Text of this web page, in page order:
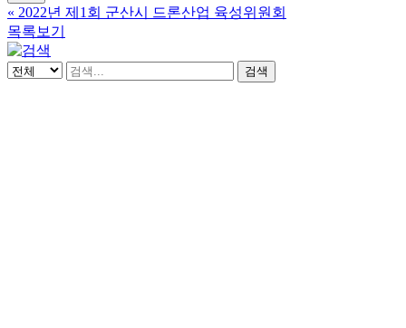
« 2022년 제1회 군산시 드론산업 육성위원회
목록보기
검색